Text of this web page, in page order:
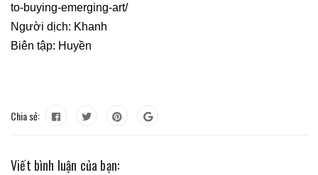
to-buying-emerging-art/
Người dịch: Khanh
Biên tập: Huyền
Chia sẻ:
Viết bình luận của bạn: